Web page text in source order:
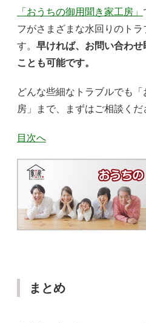
「おうちの御用聞き家工房」
フがさまざまな水回りのトラ
す。 早ければ、お問い合わ
ことも可能です。
どんな些細なトラブルでも
房」まで、まずはご相談くだ
目次へ
まとめ